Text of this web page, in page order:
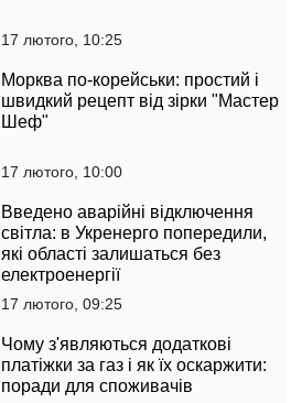
17 лютого, 10:25
Морква по-корейськи: простий і
швидкий рецепт від зірки "Мастер
Шеф"
17 лютого, 10:00
Введено аварійні відключення
світла: в Укренерго попередили,
які області залишаться без
електроенергії
17 лютого, 09:25
Чому з'являються додаткові
платіжки за газ і як їх оскаржити:
поради для споживачів